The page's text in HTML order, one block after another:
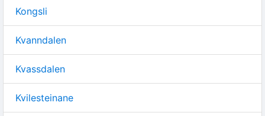
Kongsli
Kvanndalen
Kvassdalen
Kvilesteinane